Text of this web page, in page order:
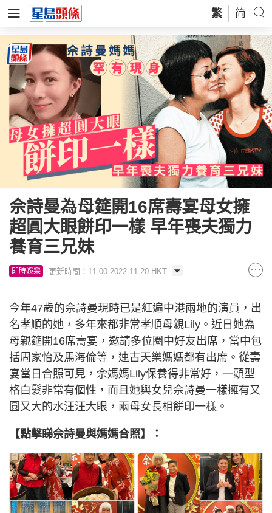
繁 简
佘詩曼為母筵開16席壽宴母女擁
超圓大眼餅印一樣 早年喪夫獨力
養育三兄妹
即時娛樂 更新時間：11:00 2022-11-20 HKT
今年47歲的佘詩曼現時已是紅遍中港兩地的演員，出
名孝順的她，多年來都非常孝順母親Lily。近日她為
母親筵開16席壽宴，邀請多位圈中好友出席，當中包
括周家怡及馬海倫等，連古天樂媽媽都有出席。從壽
宴當日合照可見，佘媽媽Lily保養得非常好，一頭型
格白髮非常有個性，而且她與女兒佘詩曼一樣擁有又
圓又大的水汪汪大眼，兩母女長相餅印一樣。
【點擊睇佘詩曼與媽媽合照】：